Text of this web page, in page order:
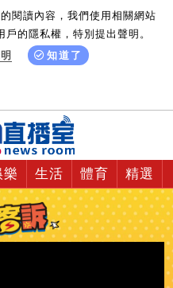
閱讀內容，我們使用相關網站
的隱私權，特別提出聲明。
知道了
樂 生活 體育 精選